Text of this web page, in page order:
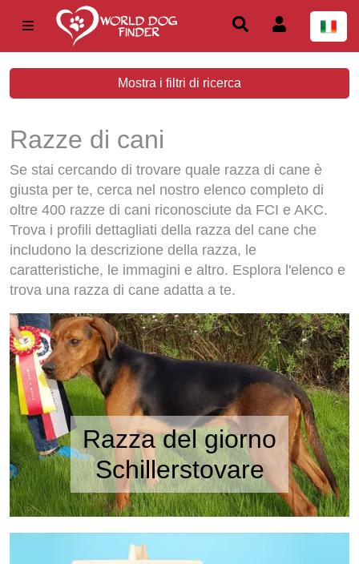
Mostra i filtri di ricerca
Razze di cani
Se stai cercando di trovare quale razza di cane è
giusta per te, cerca nel nostro elenco completo di
oltre 400 razze di cani riconosciute da FCI e AKC.
Trova i profili dettagliati della razza del cane che
includono la descrizione della razza, le
caratteristiche, le immagini e altro. Esplora l'elenco e
trova una razza di cane adatta a te.
Razza del giorno
Schillerstovare